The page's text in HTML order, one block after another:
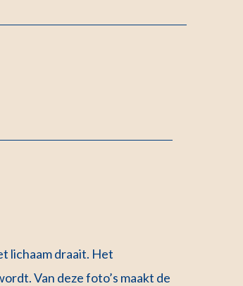
lichaam draait. Het
Van deze foto’s maakt de